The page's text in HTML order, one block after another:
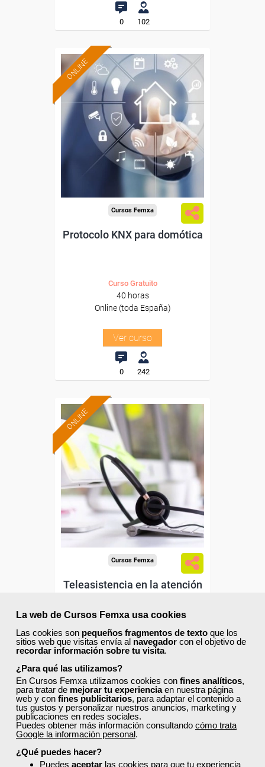
La web de Cursos Femxa usa cookies
Las cookies son pequeños fragmentos de texto que los
sitios web que visitas envía al navegador con el objetivo de
recordar información sobre tu visita.
¿Para qué las utilizamos?
En Cursos Femxa utilizamos cookies con fines analíticos,
para tratar de mejorar tu experienciaen nuestra página
web y con fines publicitarios, para adaptar el contenido a
tus gustos y personalizar nuestros anuncios, marketing y
publicaciones en redes sociales.
Puedes obtener más información consultando cómo trata
Google la información personal.
¿Qué puedes hacer?
Puedes aceptar las cookies para que tu experiencia
0 102
ONLINE
Formación 100%
subvencionada.
Para desempleados,
trabajadores y autónomos.
Sector
-Metal.
Cursos Femxa
Protocolo KNX para domótica
Curso Gratuito
40 horas
Online (toda España)
Ver curso
0 242
ONLINE
Formación 100%
subvencionada.
Para desempleados,
trabajadores y autónomos.
Sector
-Sanidad.
Cursos Femxa
Teleasistencia en la atención
Curso Gratuito
50 horas
Ver curso
1 13